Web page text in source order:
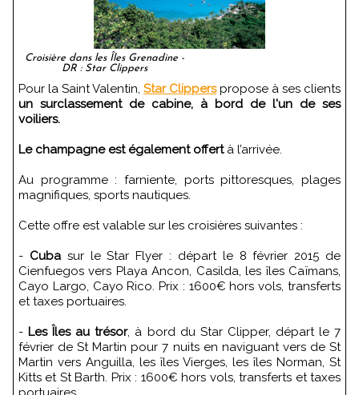
Croisière dans les Îles Grenadine -
DR : Star Clippers
Pour la Saint Valentin, Star Clipperspropose à ses clients
un surclassement de cabine, à bord de l'un de ses
voiliers.
Le champagne est également offertà l’arrivée.
Au programme : farniente, ports pittoresques, plages
magnifiques, sports nautiques.
Cette offre est valable sur les croisières suivantes :
- Cubasur le Star Flyer : départ le 8 février 2015 de
Cienfuegos vers Playa Ancon, Casilda, les îles Caïmans,
Cayo Largo, Cayo Rico. Prix : 1600€ hors vols, transferts
et taxes portuaires.
- Les Îles au trésor, à bord du Star Clipper, départ le 7
février de St Martin pour 7 nuits en naviguant vers de St
Martin vers Anguilla, les îles Vierges, les îles Norman, St
Kitts et St Barth. Prix : 1600€ hors vols, transferts et taxes